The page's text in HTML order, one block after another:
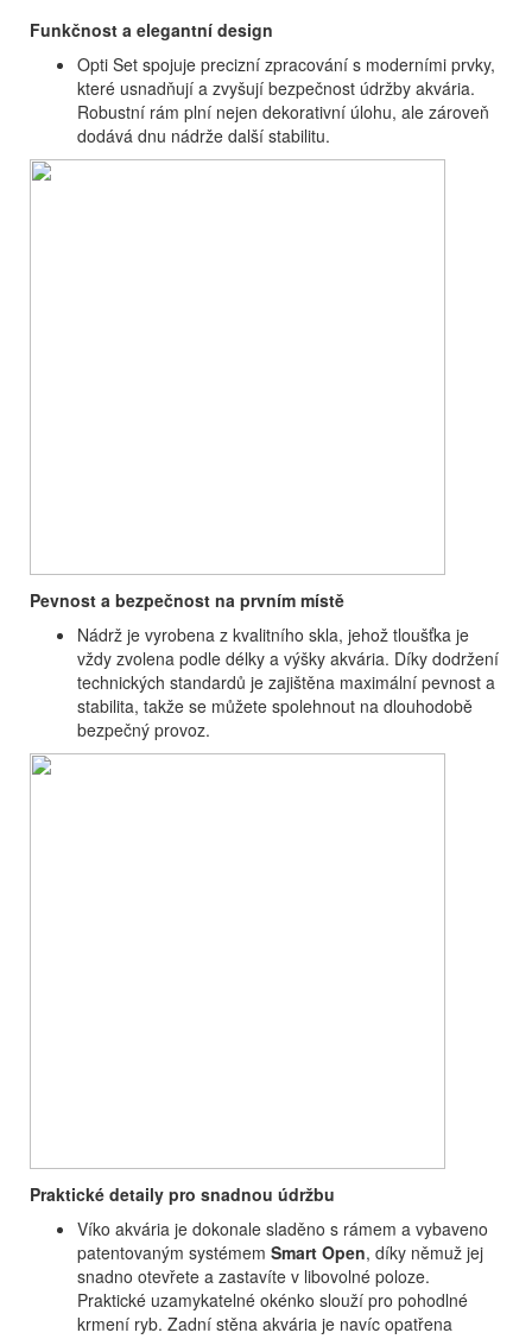
Funkčnost a elegantní design
Opti Set spojuje precizní zpracování s moderními prvky,
které usnadňují a zvyšují bezpečnost údržby akvária.
Robustní rám plní nejen dekorativní úlohu, ale zároveň
dodává dnu nádrže další stabilitu.
Pevnost a bezpečnost na prvním místě
Nádrž je vyrobena z kvalitního skla, jehož tloušťka je
vždy zvolena podle délky a výšky akvária. Díky dodržení
technických standardů je zajištěna maximální pevnost a
stabilita, takže se můžete spolehnout na dlouhodobě
bezpečný provoz.
Praktické detaily pro snadnou údržbu
Víko akvária je dokonale sladěno s rámem a vybaveno
patentovaným systémem Smart Open, díky němuž jej
snadno otevřete a zastavíte v libovolné poloze.
Praktické uzamykatelné okénko slouží pro pohodlné
krmení ryb. Zadní stěna akvária je navíc opatřena